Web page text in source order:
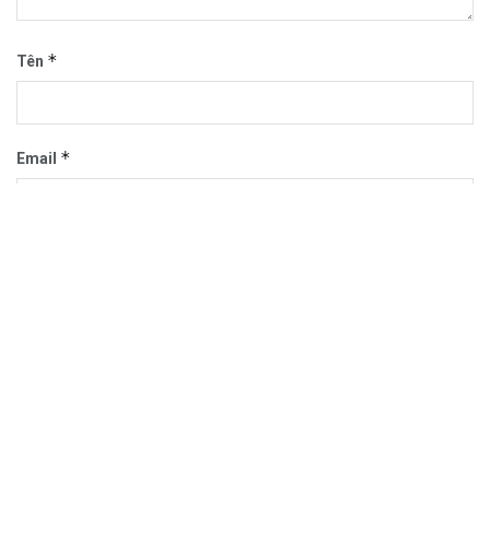
Tên *
Email *